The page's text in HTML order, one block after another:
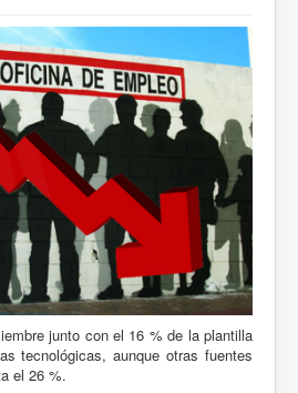
junto con el 16 % de la plantilla
tecnológicas, aunque otras fuentes
el 26 %.